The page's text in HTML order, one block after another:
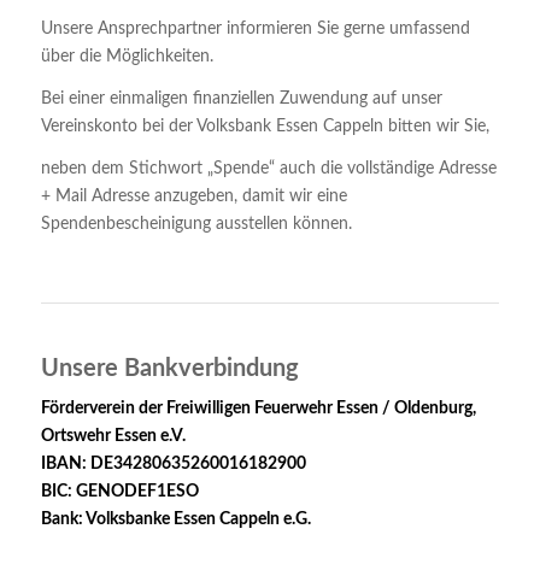
Unsere Ansprechpartner informieren Sie gerne umfassend
über die Möglichkeiten.
Bei einer einmaligen finanziellen Zuwendung auf unser
Vereinskonto bei der Volksbank Essen Cappeln bitten wir Sie,
neben dem Stichwort „Spende“ auch die vollständige Adresse
+ Mail Adresse anzugeben, damit wir eine
Spendenbescheinigung ausstellen können.
Unsere Bankverbindung
Förderverein der Freiwilligen Feuerwehr Essen / Oldenburg,
Ortswehr Essen e.V.
IBAN: DE34280635260016182900
BIC: GENODEF1ESO
Bank: Volksbanke Essen Cappeln e.G.